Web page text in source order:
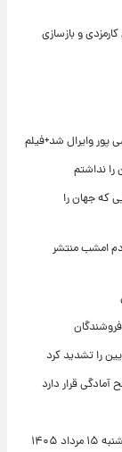
کارمزدی و بازسازی
پور وایرال شد+فیلم
نداشتم
۱۵ ساله؟ ادعایی که جهان را
امشب منتشر
را تشدید کرد
قرار دارد
تغییر تند قیمت محصولات ایران‌خودرو و سایپا امروز پنجشنبه ۱۵ مرداد ۱۴۰۵